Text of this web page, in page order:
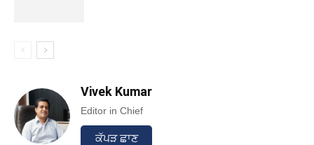
Vivek Kumar
Editor in Chief
ਕੱਪੜ ਛਾਣ